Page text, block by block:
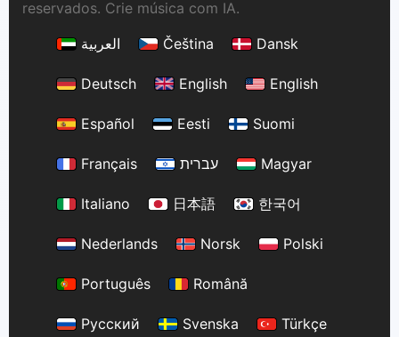
reservados. Crie música com IA.
العربية
Čeština Dansk
Deutsch English English
Español Eesti Suomi
Français עברית Magyar
Italiano 日本語 한국어
Nederlands Norsk Polski
Português Română
Русский Svenska Türkçe